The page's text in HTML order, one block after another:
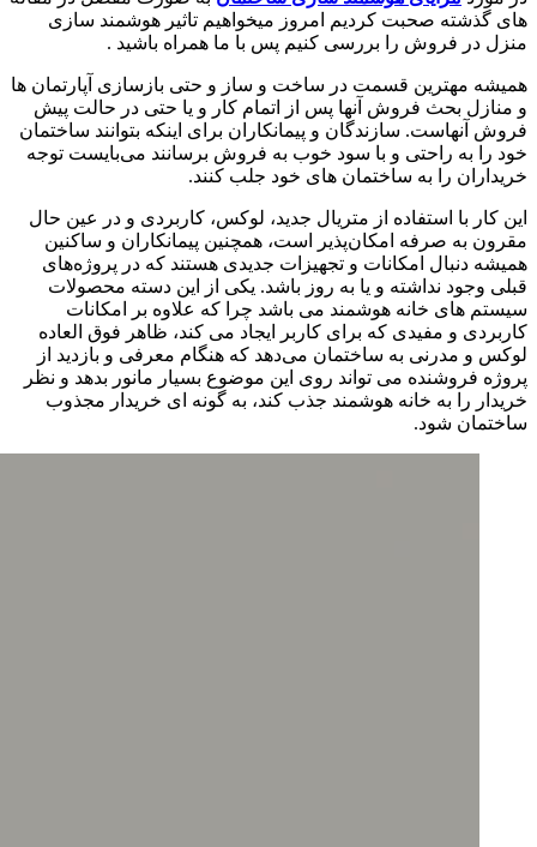
های گذشته صحبت کردیم امروز میخواهیم تاثیر هوشمند سازی
منزل در فروش را بررسی کنیم پس با ما همراه باشید .
همیشه مهترین قسمت در ساخت و ساز و حتی بازسازی آپارتمان ها
و منازل بحث فروش آنها پس از اتمام کار و یا حتی در حالت پیش
فروش آنهاست. سازندگان و پیمانکاران برای اینکه بتوانند ساختمان
خود را به راحتی و با سود خوب به فروش برسانند می‌بایست توجه
خریداران را به ساختمان های خود جلب کنند.
این کار با استفاده از متریال جدید، لوکس، کاربردی و در عین حال
مقرون به صرفه امکان‌پذیر است، همچنین پیمانکاران و ساکنین
همیشه دنبال امکانات و تجهیزات جدیدی هستند که در پروژه‌های
قبلی وجود نداشته و یا به روز باشد. یکی از این دسته محصولات
سیستم های خانه هوشمند می باشد چرا که علاوه بر امکانات
کاربردی و مفیدی که برای کاربر ایجاد می کند، ظاهر فوق العاده
لوکس و مدرنی به ساختمان می‌دهد که هنگام معرفی و بازدید از
پروژه فروشنده می تواند روی این موضوع بسیار مانور بدهد و نظر
خریدار را به خانه هوشمند جذب کند، به گونه ای خریدار مجذوب
ساختمان شود.